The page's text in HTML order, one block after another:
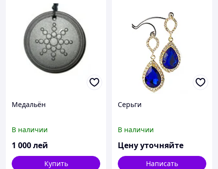
Медальён
В наличии
1 000лей
Купить
Серьги
В наличии
Цену уточняйте
Написать